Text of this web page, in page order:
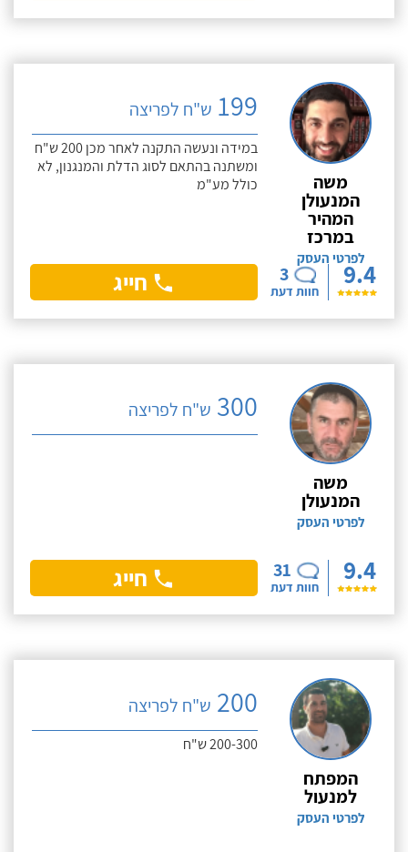
משה
המנעולן
המהיר
במרכז
לפרטי העסק
9.4
3
חוות דעת
199 ש"ח לפריצה
במידה ונעשה התקנה לאחר מכן 200 ש"ח
ומשתנה בהתאם לסוג הדלת והמנגנון, לא
כולל מע"מ
חייג
משה
המנעולן
לפרטי העסק
9.4
31
חוות דעת
300 ש"ח לפריצה
חייג
המפתח
למנעול
לפרטי העסק
200 ש"ח לפריצה
200-300 ש"ח